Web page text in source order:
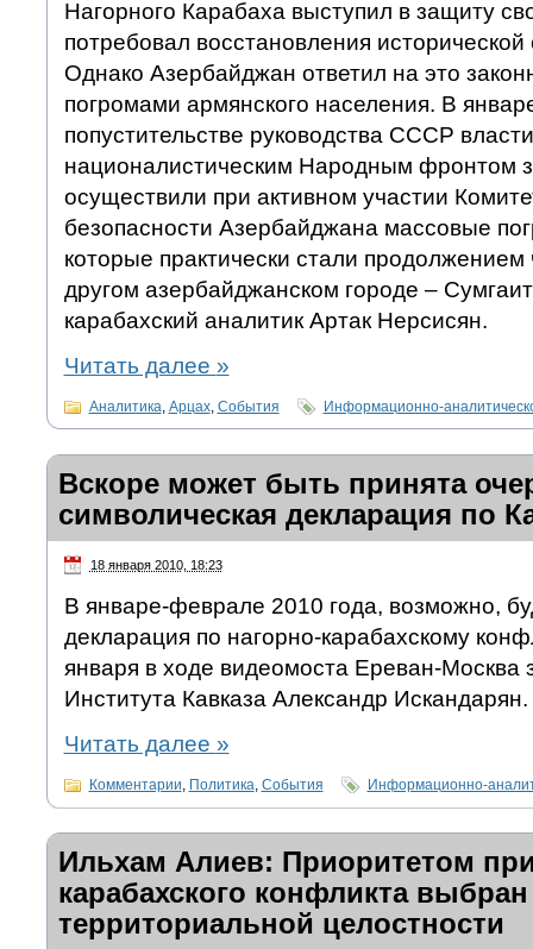
Нагорного Карабаха выступил в защиту
потребовал восстановления
Однако Азербайджан ответил на это
погромами армянского населения. В
попустительстве руководства СССР
националистическим Народным фронтом
осуществили при активном участии
безопасности Азербайджана массовые
которые практически стали
другом азербайджанском городе –
карабахский аналитик Артак Нерсисян.
Читать далее »
Аналитика, Арцах, События Информационно-
Вскоре может быть принята
символическая декларация по
18 января 2010, 18:23
В январе-феврале 2010 года, возможно,
декларация по нагорно-карабахскому
января в ходе видеомоста Ереван-Москва
Института Кавказа Александр Искандарян.
Читать далее »
Комментарии, Политика, События Информационно-
Ильхам Алиев: Приоритетом
карабахского конфликта
территориальной целостности